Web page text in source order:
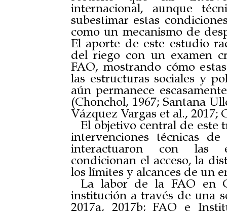
internacional, aunque
subestimar estas
como un mecanismo de
El aporte de este estudio
del riego con un examen
FAO, mostrando cómo
las estructuras sociales y
aún permanece
(Chonchol, 1967; Santana
Vázquez Vargas et al., 2017;
El objetivo central de este
intervenciones técnicas
interactuaron con las
condicionan el acceso, la
los límites y alcances de un
La labor de la FAO en
institución a través de una
2017a, 2017b; FAO e